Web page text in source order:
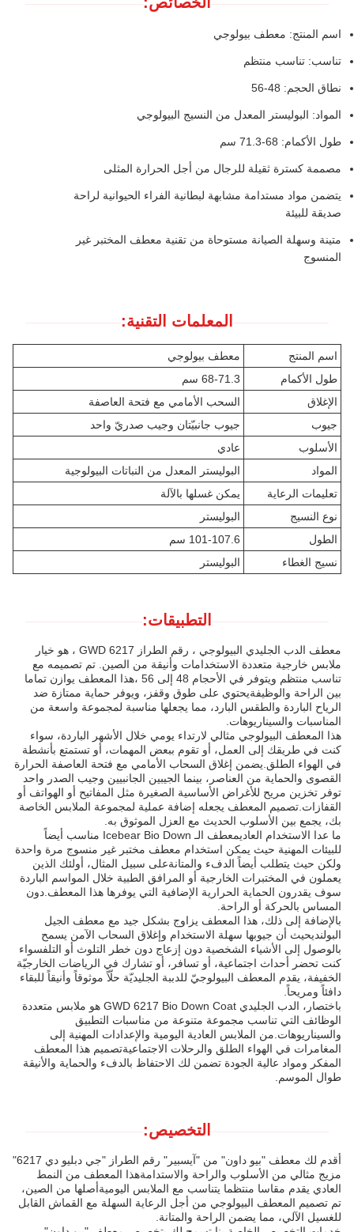
اسم المنتج: معطف بيولوجي
تناسب: تناسب منتظم
نطاق الحجم: 48-56
المواد: البوليستر المعدل من النسيج البيولوجي
طول الأكمام: 68-71.3 سم
مصممة كسترة ثقيلة للرجال من أجل الحرارة المثلى
يتضمن مواد مستدامة مشابهة لبطانية الفراء الحيوانية لراحة
صديقة للبيئة
متينة وسهلة الصيانة مستوحاة من تقنية معطف المختبر غير
المنسوج
المعلمات التقنية:
اسم المنتج
معطف بيولوجي
طول الأكمام
68-71.3 سم
الإغلاق
السحب الأمامي مع فتحة العاصفة
جيوب
جيوب جانبيّتان وجيب صدريّ واحد
الأسلوب
عادي
المواد
البوليستر المعدل من النباتات البيولوجية
تعليمات الرعاية
يمكن غسلها بالآلة
نوع النسيج
البوليستر
الطول
101-107.6 سم
نسيج الغطاء
البوليستر
التطبيقات:
معطف الدب الجليدي البيولوجي ، رقم الطراز GWD 6217 ، هو خيار
ملابس خارجية متعددة الاستخدامات وأنيقة من الصين. تم تصميمه مع
تناسب منتظم ويتوفر في الأحجام 48 إلى 56 ،هذا المعطف يوازن تماما
بين الراحة والوظيفةيحتوي على طوق وقفز، ويوفر حماية ممتازة ضد
الرياح الباردة والطقس البارد، مما يجعلها مناسبة لمجموعة واسعة من
المناسبات والسيناريوهات.
هذا المعطف البيولوجي مثالي لارتداء يومي خلال الأشهر الباردة، سواء
كنت في طريقك إلى العمل، أو تقوم ببعض المهمات، أو تستمتع بأنشطة
في الهواء الطلق.يضمن إغلاق السحاب الأمامي مع فتحة العاصفة الحرارة
القصوى والحماية من العناصر، بينما الجيبين الجانبيين وجيب الصدر واحد
توفر تخزين مريح للأغراض الأساسية الصغيرة مثل المفاتيح أو الهواتف أو
القفازات.تصميم المعطف يجعله إضافة عملية لمجموعة الملابس الخاصة
بك، يجمع بين الأسلوب الحديث مع العزل الموثوق به.
ما عدا الاستخدام العاديمعطف الـ Icebear Bio Down مناسب أيضاً
للبيئات المهنية حيث يمكن استخدام معطف مختبر غير منسوج مرة واحدة
ولكن حيث يتطلب أيضاً الدفء والمتانةعلى سبيل المثال، أولئك الذين
يعملون في المختبرات الخارجية أو المرافق الطبية خلال المواسم الباردة
سوف يقدرون الحماية الحرارية الإضافية التي يوفرها هذا المعطف.دون
المساس بالحركة أو الراحة.
بالإضافة إلى ذلك، هذا المعطف يزاوج بشكل جيد مع معطف الجيل
البولنديحيث أن جيوبها سهلة الاستخدام وإغلاق السحاب الآمن يسمح
بالوصول إلى الأشياء الشخصية دون إزعاج دون خطر التلوث أو التلفسواء
كنت تحضر أحداث اجتماعية، أو تسافر، أو تشارك في الرياضات الخارجيّة
الخفيفة، يقدم المعطف البيولوجيّ للدببة الجليديّة حلّاً موثوقاً وأنيقاً للبقاء
دافئاً ومريحاً.
باختصار، الدب الجليدي GWD 6217 Bio Down Coat هو ملابس متعددة
الوظائف التي تناسب مجموعة متنوعة من مناسبات التطبيق
والسيناريوهات.من الملابس العادية اليومية والإعدادات المهنية إلى
المغامرات في الهواء الطلق والرحلات الاجتماعيةتصميم هذا المعطف
المفكر ومواد عالية الجودة تضمن لك الاحتفاظ بالدفء والحماية والأنيقة
طوال الموسم.
التخصيص:
أقدم لك معطف "بيو داون" من "آيسبير" رقم الطراز "جي دبليو دي 6217"
مزيج مثالي من الأسلوب والراحة والاستدامةهذا المعطف من النمط
العادي يقدم مقاسا منتظما يتناسب مع الملابس اليوميةأصلها من الصين،
تم تصميم المعطف البيولوجي من أجل الرعاية السهلة مع القماش القابل
للغسيل الآلي، مما يضمن الراحة والمتانة.